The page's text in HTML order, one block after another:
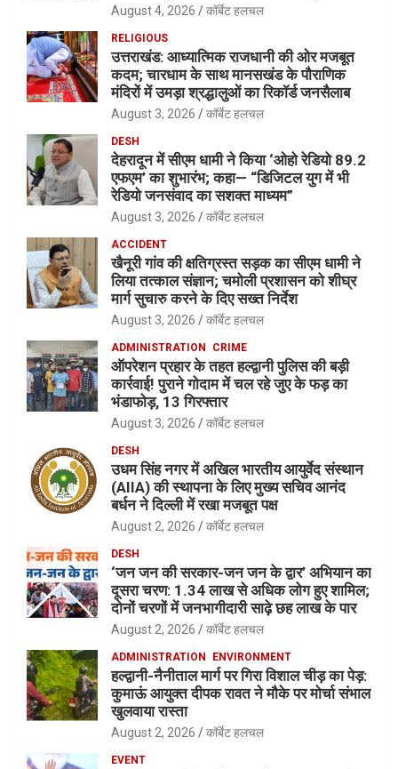
August 4, 2026 कॉर्बेट हलचल
RELIGIOUS
उत्तराखंड: आध्यात्मिक राजधानी की ओर मजबूत
कदम; चारधाम के साथ मानसखंड के पौराणिक
मंदिरों में उमड़ा श्रद्धालुओं का रिकॉर्ड जनसैलाब
August 3, 2026 कॉर्बेट हलचल
DESH
देहरादून में सीएम धामी ने किया ‘ओहो रेडियो 89.2
एफएम’ का शुभारंभ; कहा— “डिजिटल युग में भी
रेडियो जनसंवाद का सशक्त माध्यम”
August 3, 2026 कॉर्बेट हलचल
ACCIDENT
खैनूरी गांव की क्षतिग्रस्त सड़क का सीएम धामी ने
लिया तत्काल संज्ञान; चमोली प्रशासन को शीघ्र
मार्ग सुचारु करने के दिए सख्त निर्देश
August 3, 2026 कॉर्बेट हलचल
ADMINISTRATION CRIME
ऑपरेशन प्रहार के तहत हल्द्वानी पुलिस की बड़ी
कार्रवाई! पुराने गोदाम में चल रहे जुए के फड़ का
भंडाफोड़, 13 गिरफ्तार
August 3, 2026 कॉर्बेट हलचल
DESH
उधम सिंह नगर में अखिल भारतीय आयुर्वेद संस्थान
(AIIA) की स्थापना के लिए मुख्य सचिव आनंद
बर्धन ने दिल्ली में रखा मजबूत पक्ष
August 2, 2026 कॉर्बेट हलचल
DESH
‘जन जन की सरकार-जन जन के द्वार’ अभियान का
दूसरा चरण: 1.34 लाख से अधिक लोग हुए शामिल;
दोनों चरणों में जनभागीदारी साढ़े छह लाख के पार
August 2, 2026 कॉर्बेट हलचल
ADMINISTRATION ENVIRONMENT
हल्द्वानी-नैनीताल मार्ग पर गिरा विशाल चीड़ का पेड़:
कुमाऊं आयुक्त दीपक रावत ने मौके पर मोर्चा संभाल
खुलवाया रास्ता
August 2, 2026 कॉर्बेट हलचल
EVENT